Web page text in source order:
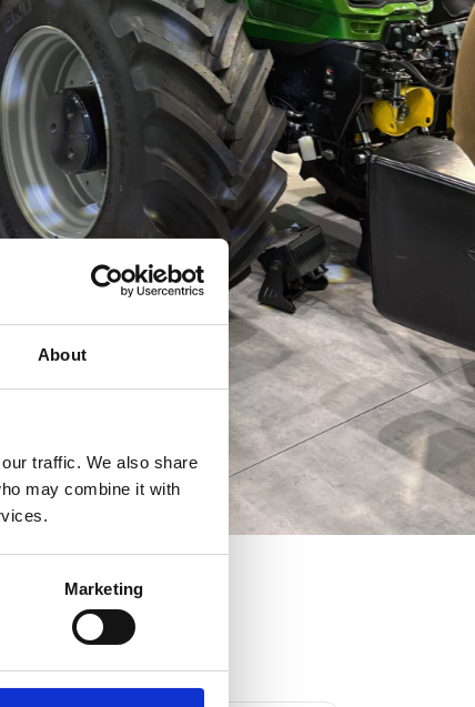
About
traffic. We also share
may combine it with
Marketing